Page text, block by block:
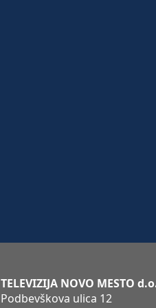
TELEVIZIJA NOVO MESTO
Podbevškova ulica 12